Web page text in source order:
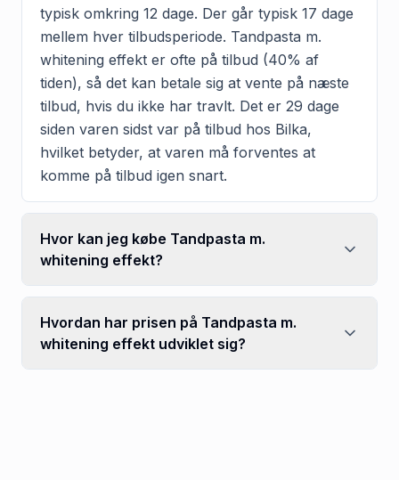
typisk omkring 12 dage. Der går typisk 17 dage
mellem hver tilbudsperiode. Tandpasta m.
whitening effekt er ofte på tilbud (40% af
tiden), så det kan betale sig at vente på næste
tilbud, hvis du ikke har travlt. Det er 29 dage
siden varen sidst var på tilbud hos Bilka,
hvilket betyder, at varen må forventes at
komme på tilbud igen snart.
Hvor kan jeg købe Tandpasta m.
whitening effekt?
Hvordan har prisen på Tandpasta m.
whitening effekt udviklet sig?